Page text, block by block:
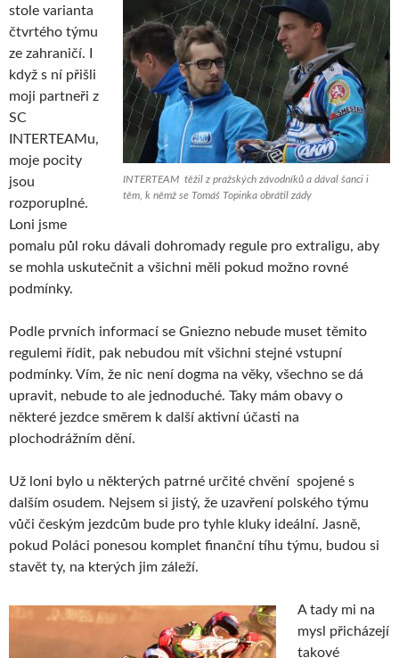
INTERTEAM těžil z pražských závodníků a dával šanci i
těm, k němž se Tomáš Topinka obrátil zády
stole varianta
čtvrtého týmu
ze zahraničí. I
když s ní přišli
moji partneři z
SC
INTERTEAMu,
moje pocity
jsou
rozporuplné.
Loni jsme
pomalu půl roku dávali dohromady regule pro extraligu, aby
se mohla uskutečnit a všichni měli pokud možno rovné
podmínky.
Podle prvních informací se Gniezno nebude muset těmito
regulemi řídit, pak nebudou mít všichni stejné vstupní
podmínky. Vím, že nic není dogma na věky, všechno se dá
upravit, nebude to ale jednoduché. Taky mám obavy o
některé jezdce směrem k další aktivní účasti na
plochodrážním dění.
Už loni bylo u některých patrné určité chvění spojené s
dalším osudem. Nejsem si jistý, že uzavření polského týmu
vůči českým jezdcům bude pro tyhle kluky ideální. Jasně,
pokud Poláci ponesou komplet finanční tíhu týmu, budou si
stavět ty, na kterých jim záleží.
A tady mi na
mysl přicházejí
takové